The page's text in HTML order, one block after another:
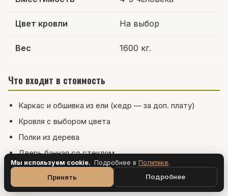
Цвет кровли На выбор
Вес 1600 кг.
Что входит в стоимость
Каркас и обшивка из ели (кедр — за доп. плату)
Кровля с выбором цвета
Полки из дерева
Дверь банная со стеклом
Печь с дымоходом и камнями
Доставка и сборка по Саратову и области
Мы используем cookie. Подробнее в Политике.
Принять Подробнее